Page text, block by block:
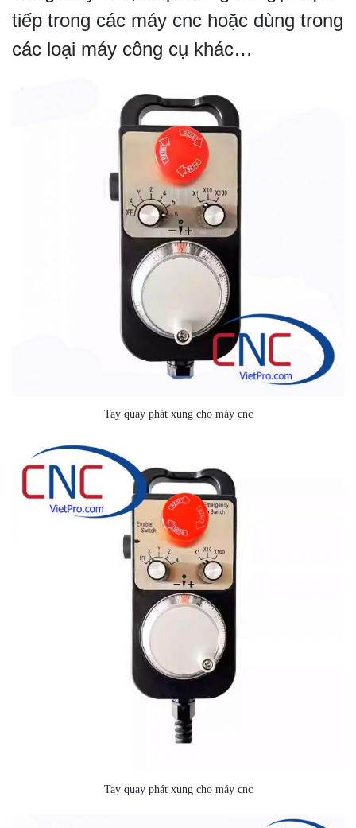
tiếp trong các máy cnc hoặc dùng trong
các loại máy công cụ khác…
Tay quay phát xung cho máy cnc
Tay quay phát xung cho máy cnc